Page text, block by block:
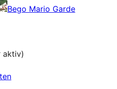
Bego Mario Garde
aktiv)